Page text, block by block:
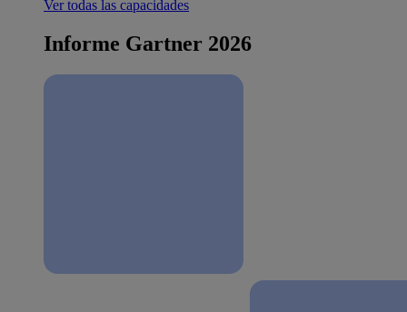
Ver todas las capacidades
Informe Gartner 2026